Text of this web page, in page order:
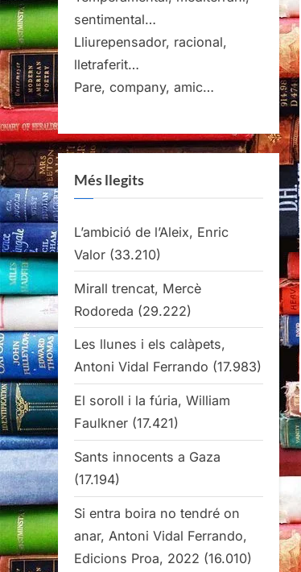
sentimental…
Lliurepensador, racional,
lletraferit…
Pare, company, amic…
Més llegits
L’ambició de l’Aleix, Enric
Valor (33.210)
Mirall trencat, Mercè
Rodoreda (29.222)
Les llunes i els calàpets,
Antoni Vidal Ferrando (17.983)
El soroll i la fúria, William
Faulkner (17.421)
Sants innocents a Gaza
(17.194)
Si entra boira no tendré on
anar, Antoni Vidal Ferrando,
Edicions Proa, 2022 (16.010)